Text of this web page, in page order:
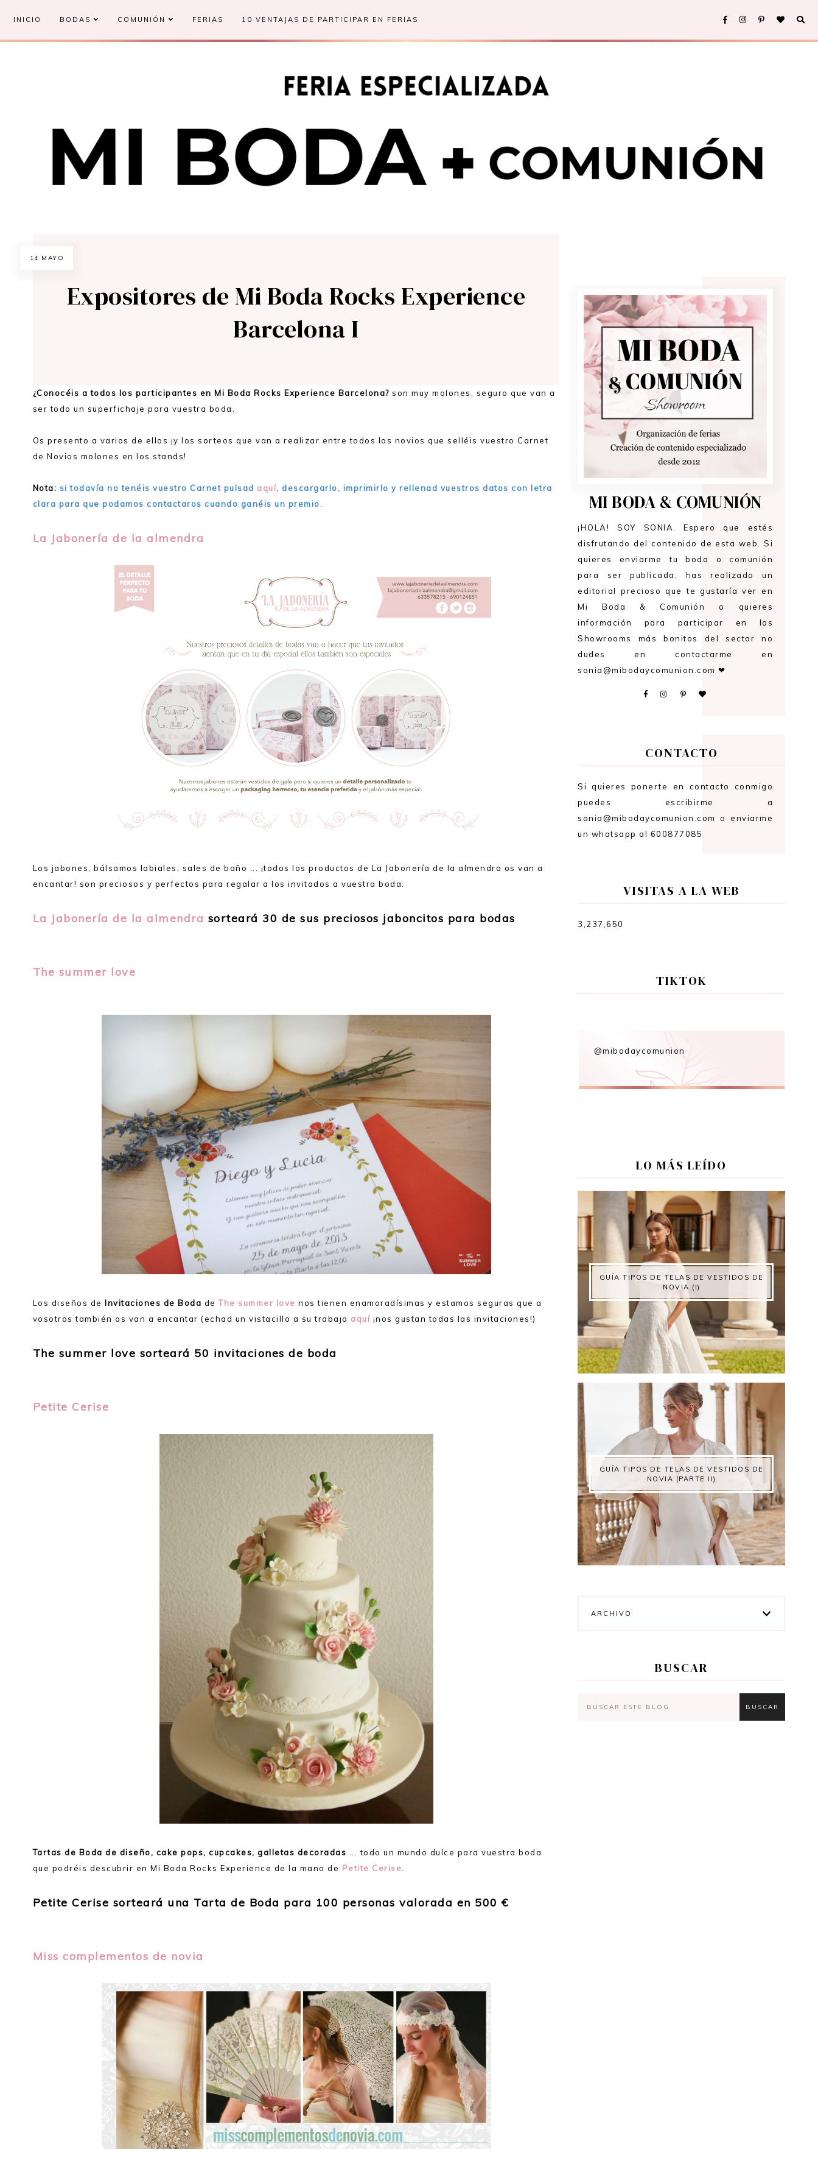
INICIO BODAS COMUNIÓN FERIAS 10 VENTAJAS DE PARTICIPAR EN FERIAS
14 MAYO
Expositores de Mi Boda Rocks Experience
Barcelona I
¿Conocéis a todos los participantes en Mi Boda Rocks Experience Barcelona? son muy molones, seguro que van a
ser todo un superfichaje para vuestra boda.
Os presento a varios de ellos ¡y los sorteos que van a realizar entre todos los novios que selléis vuestro Carnet
de Novios molones en los stands!
Nota: si todavía no tenéis vuestro Carnet pulsad aquí, descargarlo, imprimirlo y rellenad vuestros datos con letra
clara para que podamos contactaros cuando ganéis un premio.
La Jabonería de la almendra
Los jabones, bálsamos labiales, sales de baño ... ¡todos los productos de La Jabonería de la almendra os van a
encantar! son preciosos y perfectos para regalar a los invitados a vuestra boda.
La Jabonería de la almendra sorteará 30 de sus preciosos jaboncitos para bodas
The summer love
Los diseños de Invitaciones de Boda deThe summer love nos tienen enamoradísimas y estamos seguras que a
vosotros también os van a encantar (echad un vistacillo a su trabajo aquí ¡nos gustan todas las invitaciones!)
The summer love sorteará 50 invitaciones de boda
Petite Cerise
Tartas de Boda de diseño, cake pops, cupcakes, galletas decoradas ... todo un mundo dulce para vuestra boda
que podréis descubrir en Mi Boda Rocks Experience de la mano de Petite Cerise
Petite Cerise sorteará una Tarta de Boda para 100 personas valorada en 500 €
Miss complementos de novia
MI BODA & COMUNIÓN
¡HOLA! SOY SONIA. Espero que estés
disfrutando del contenido de esta web. Si
quieres enviarme tu boda o comunión
para ser publicada, has realizado un
editorial precioso que te gustaría ver en
Mi Boda & Comunión o quieres
información para participar en los
Showrooms más bonitos del sector no
dudes en contactarme en
sonia@mibodaycomunion.com ❤
CONTACTO
Si quieres ponerte en contacto conmigo
puedes escribirme a
sonia@mibodaycomunion.com o enviarme
un whatsapp al 600877085
VISITAS A LA WEB
3,237,650
TIKTOK
@mibodaycomunion
LO MÁS LEÍDO
GUÍA TIPOS DE TELAS DE VESTIDOS DE
NOVIA (I)
GUÍA TIPOS DE TELAS DE VESTIDOS DE
NOVIA (PARTE II)
ARCHIVO
BUSCAR